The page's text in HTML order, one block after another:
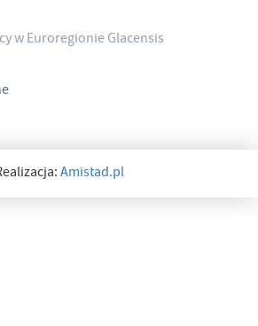
w Euroregionie Glacensis
Amistad.pl